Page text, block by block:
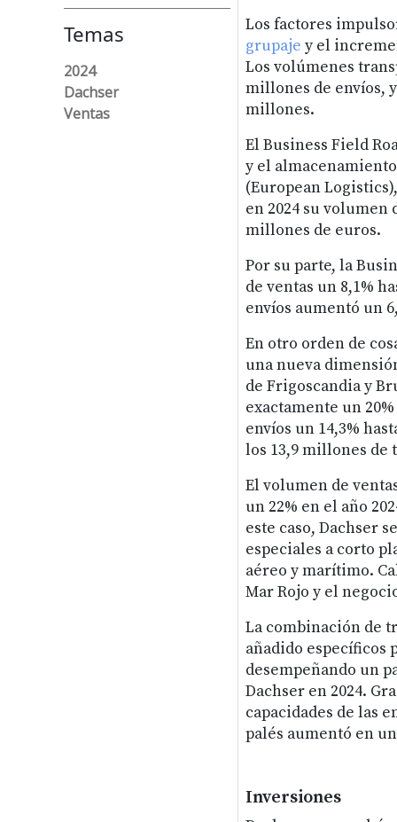
Temas
2024
Dachser
Ventas
Los factores
grupaje y el
Los volúmenes
millones de envíos,
millones.
El Business Field
y el
(European
en 2024 su volumen
millones de euros.
Por su parte, la
de ventas un 8,1%
envíos aumentó un
En otro orden de
una nueva
de Frigoscandia y
exactamente un
envíos un 14,3%
los 13,9 millones de
El volumen de
un 22% en el año
este caso, Dachser
especiales a corto
aéreo y marítimo.
Mar Rojo y el
La combinación de
añadido específicos
desempeñando un
Dachser en 2024.
capacidades de las
palés aumentó en
Inversiones